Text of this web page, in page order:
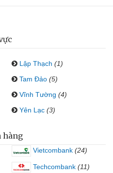
Lập Thạch (1)
Tam Đảo (5)
Vĩnh Tường (4)
Yên Lạc (3)
hàng
Vietcombank (24)
Techcombank (11)